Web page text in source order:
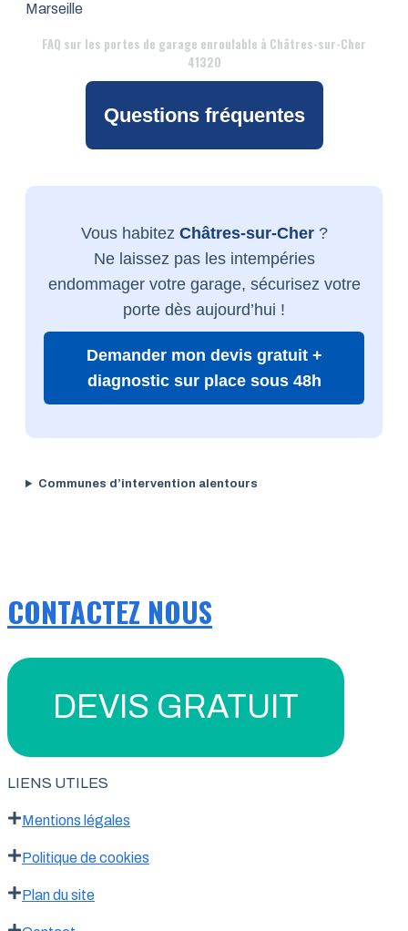
Marseille
FAQ sur les portes de garage enroulable à Châtres-sur-Cher
41320
Questions fréquentes
Vous habitez Châtres-sur-Cher?
Ne laissez pas les intempéries
endommager votre garage, sécurisez votre
porte dès aujourd’hui !
Demander mon devis gratuit +
diagnostic sur place sous 48h
Communes d’intervention alentours
CONTACTEZ NOUS
DEVIS GRATUIT
LIENS UTILES
Mentions légales
Politique de cookies
Plan du site